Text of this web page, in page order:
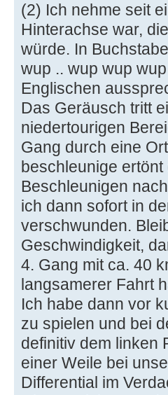
(2) Ich nehme seit
Hinterachse war,
würde. In
wup .. wup wup
Englischen
Das Geräusch tritt
niedertourigen
Gang durch eine
beschleunige
Beschleunigen
ich dann sofort in
verschwunden.
Geschwindigkeit,
4. Gang mit ca. 40
langsamerer Fahrt
Ich habe dann vor
zu spielen und bei
definitiv dem linken
einer Weile bei
Differential im